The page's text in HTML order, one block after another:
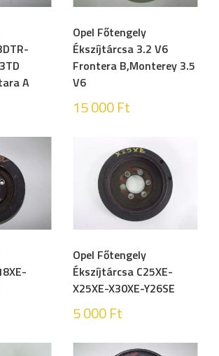
A
Opel Főtengely
Ékszíjtárcsa 3.2 V6
Frontera B,Monterey 3.5
V6
15 000Ft
Opel Főtengely
Ékszíjtárcsa C25XE-
X25XE-X30XE-Y26SE
5 000Ft